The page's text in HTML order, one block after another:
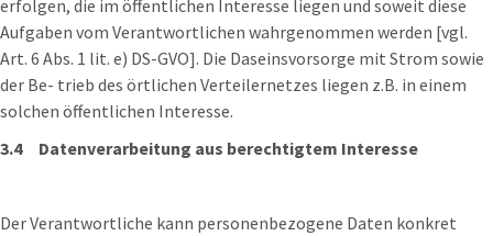
erfolgen, die im öffentlichen Interesse liegen und soweit diese
Aufgaben vom Verantwortlichen wahrgenommen werden [vgl.
Art. 6 Abs. 1 lit. e) DS-GVO]. Die Daseinsvorsorge mit Strom sowie
der Be- trieb des örtlichen Verteilernetzes liegen z.B. in einem
solchen öffentlichen Interesse.
3.4 Datenverarbeitung aus berechtigtem Interesse
Der Verantwortliche kann personenbezogene Daten konkret